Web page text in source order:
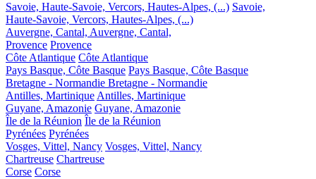
Savoie, Haute-Savoie, Vercors, Hautes-Alpes, (...) Savoie,
Haute-Savoie, Vercors, Hautes-Alpes, (...)
Auvergne, Cantal, Auvergne, Cantal,
Provence Provence
Côte Atlantique Côte Atlantique
Pays Basque, Côte Basque Pays Basque, Côte Basque
Bretagne - Normandie Bretagne - Normandie
Antilles, MartiniqueAntilles, Martinique
Guyane, Amazonie Guyane, Amazonie
Île de la Réunion Île de la Réunion
Pyrénées Pyrénées
Vosges, Vittel, Nancy Vosges, Vittel, Nancy
Chartreuse Chartreuse
Corse Corse